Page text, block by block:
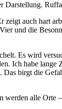
auch hart
und die
Es wird
Ich habe
birgt die
alle